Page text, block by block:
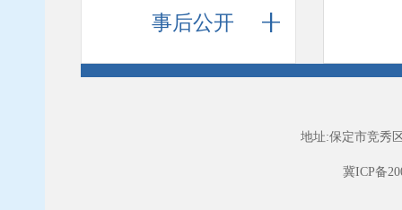
事后公开
地址:保定市竞秀
冀ICP备